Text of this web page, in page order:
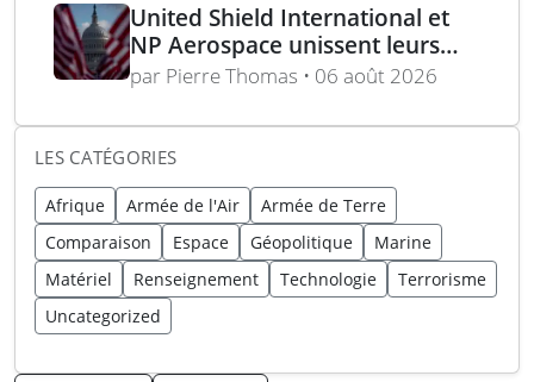
United Shield International et
NP Aerospace unissent leurs
forces pour renforcer le soutien
déminage
par Pierre Thomas • 06 août 2026
LES CATÉGORIES
Afrique Armée de l'Air
Armée de Terre
Comparaison
Espace Géopolitique
Marine
Matériel
Renseignement Technologie
Terrorisme
Uncategorized